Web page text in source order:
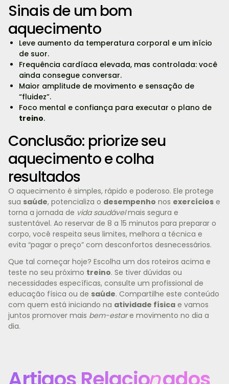
Sinais de um bom
aquecimento
Leve aumento da temperatura corporal e um início
de suor.
Frequência cardíaca elevada, mas controlada: você
ainda consegue conversar.
Maior amplitude de movimento e sensação de
“fluidez”.
Foco mental e confiança para executar o plano de
treino.
Conclusão: priorize seu
aquecimento e colha
resultados
O aquecimento é simples, rápido e poderoso. Ele protege
sua saúde, potencializa o desempenho nos exercícios e
torna a jornada de vida saudávelmais segura e
sustentável. Ao reservar de 8 a 15 minutos para preparar o
corpo, você respeita seus limites, melhora a técnica e
evita “pagar o preço” com desconfortos desnecessários.
Que tal começar hoje? Escolha um dos roteiros acima e
teste no seu próximo treino. Se tiver dúvidas ou
necessidades específicas, consulte um profissional de
educação física ou de saúde. Compartilhe este conteúdo
com quem está iniciando na atividade física e vamos
juntos promover mais bem-estare movimento no dia a
dia.